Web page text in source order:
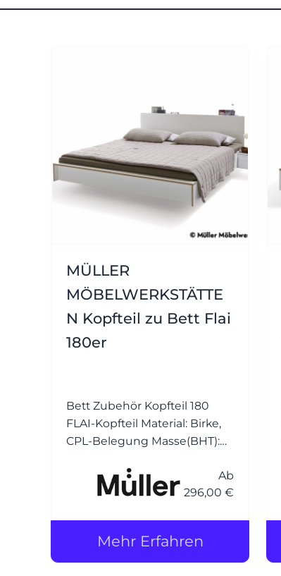
MÜLLER
MÖBELWERKSTÄTTE
N Kopfteil zu Bett Flai
180er
Bett Zubehör Kopfteil 180
FLAI-Kopfteil Material: Birke,
CPL-Belegung Masse(BHT):
oder anthrazit
Ab
296,00 €
Mehr Erfahren